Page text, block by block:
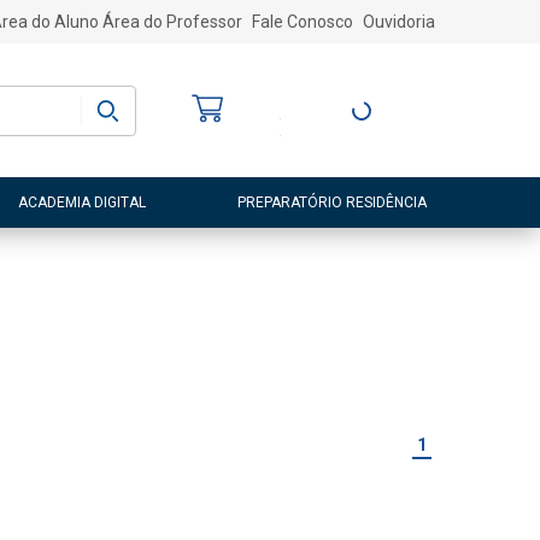
do Aluno Área do Professor Fale Conosco Ouvidoria
Entre ou Cadastre-
ACADEMIA DIGITAL PREPARATÓRIO RESIDÊNCIA
1